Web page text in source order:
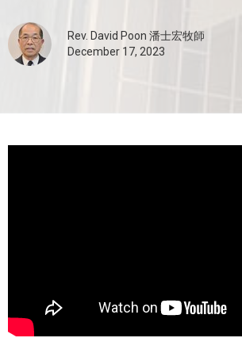
Rev. David Poon 潘士宏牧師
December 17, 2023